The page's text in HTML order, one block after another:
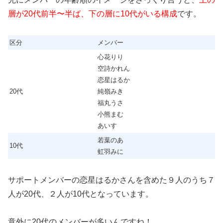
層が20代前半〜半ば、下の層に10代がいる構成です。
区分 メンバー
20代
心花りり
空詩かれん
恋星はるか
純嶺みき
福丸うさ
小熊まむ
あいす
10代
若葉のあ
虹羽みに
サポートメンバーの恋星はるかさんを含めた９人のうち７
人が20代、２人が10代となっています。